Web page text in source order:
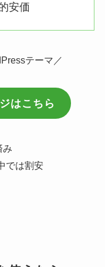
安価
テーマ／
はこちら
み
では割安